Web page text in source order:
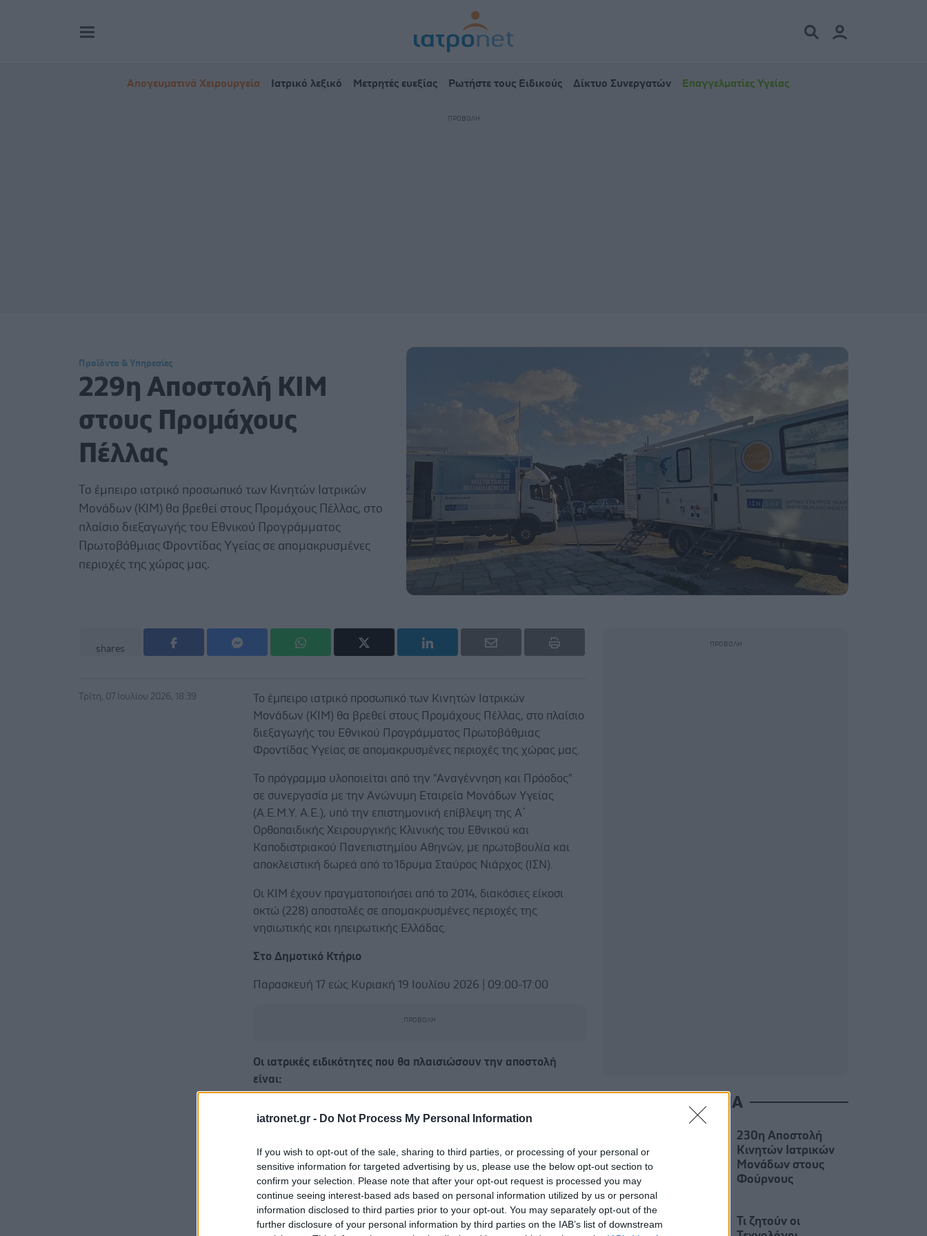
iatronet.gr - Do Not Process My Personal Information
If you wish to opt-out of the sale, sharing to third parties, or processing of your personal or
sensitive information for targeted advertising by us, please use the below opt-out section to
confirm your selection. Please note that after your opt-out request is processed you may
continue seeing interest-based ads based on personal information utilized by us or personal
information disclosed to third parties prior to your opt-out. You may separately opt-out of the
further disclosure of your personal information by third parties on the IAB’s list of downstream
Απογευματινά Χειρουργεία Ιατρικό λεξικό Μετρητές ευεξίας Ρωτήστε τους Ειδικούς Δίκτυο Συνεργατών Επαγγελματίες Υγείας
Προϊόντα & Υπηρεσίες
229η Αποστολή ΚΙΜ
στους Προμάχους
Πέλλας
Το έμπειρο ιατρικό προσωπικό των Κινητών Ιατρικών
Μονάδων (ΚΙΜ) θα βρεθεί στους Προμάχους Πέλλας, στο
πλαίσιο διεξαγωγής του Εθνικού Προγράμματος
Πρωτοβάθμιας Φροντίδας Υγείας σε απομακρυσμένες
περιοχές της χώρας μας.
shares
Τρίτη, 07 Ιουλίου 2026, 18:39
Το έμπειρο ιατρικό προσωπικό των Κινητών Ιατρικών
Μονάδων (ΚΙΜ) θα βρεθεί στους Προμάχους Πέλλας, στο πλαίσιο
διεξαγωγής του Εθνικού Προγράμματος Πρωτοβάθμιας
Φροντίδας Υγείας σε απομακρυσμένες περιοχές της χώρας μας.
Το πρόγραμμα υλοποιείται από την "Αναγέννηση και Πρόοδος"
σε συνεργασία με την Ανώνυμη Εταιρεία Μονάδων Υγείας
(Α.Ε.Μ.Υ. Α.Ε.), υπό την επιστημονική επίβλεψη της Α΄
Ορθοπαιδικής Χειρουργικής Κλινικής του Εθνικού και
Καποδιστριακού Πανεπιστημίου Αθηνών, με πρωτοβουλία και
αποκλειστική δωρεά από το Ίδρυμα Σταύρος Νιάρχος (ΙΣΝ).
Οι ΚΙΜ έχουν πραγματοποιήσει από το 2014, διακόσιες είκοσι
οκτώ (228) αποστολές σε απομακρυσμένες περιοχές της
νησιωτικής και ηπειρωτικής Ελλάδας.
Στο Δημοτικό Κτήριο
Παρασκευή 17 εώς Κυριακή 19 Ιουλίου 2026 | 09:00-17:00
Οι ιατρικές ειδικότητες που θα πλαισιώσουν την αποστολή
είναι:
ΑΚΤΙΝΟΛΟΓΟΣ | ΟΦΘΑΛΜΙΑΤΡΟΣ | ΓΕΝΙΚΟΣ ΧΕΙΡΟΥΡΓΟΣ | ΩΡΛ
ΨΥΧΟΛΟΓΟΣ - ΠΑΙΔΟΨΥΧΟΛΟΓΟΣ | ΔΕΡΜΑΤΟΛΟΓΟΣ
Οι παρακάτωδιαγνωστικές εξετάσειςθα είναι διαθέσιμες προς
τους εξεταζόμενους:
Ψηφιακή τρισδιάστατη μαστογραφία ● Ψηφιακός ακτινολογικός
ΔΙΑΒΑΣΤΕ ΑΚΟΜΑ
230η Αποστολή
Κινητών Ιατρικών
Μονάδων στους
Φούρνους
Τι ζητούν οι